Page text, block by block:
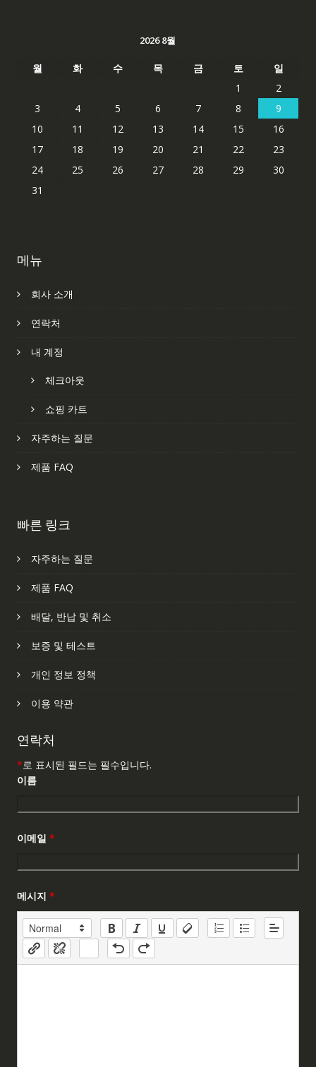
2026 8월
월 화 수 목 금 토
일
1
2
3
4 5 6 7 8
9
10
11 12 13 14 15
16
17
18 19 20 21 22
23
24
25 26 27 28 29
30
31
메뉴
회사 소개
연락처
내 계정
체크아웃
쇼핑 카트
자주하는 질문
제품 FAQ
빠른 링크
자주하는 질문
제품 FAQ
배달, 반납 및 취소
보증 및 테스트
개인 정보 정책
이용 약관
연락처
*로 표시된 필드는 필수입니다.
이름
이메일 *
메시지 *